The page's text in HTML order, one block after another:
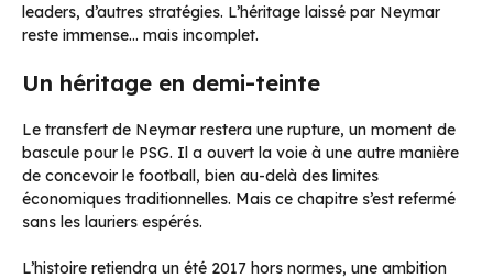
leaders, d’autres stratégies. L’héritage laissé par Neymar
reste immense… mais incomplet.
Un héritage en demi-teinte
Le transfert de Neymar restera une rupture, un moment de
bascule pour le PSG. Il a ouvert la voie à une autre manière
de concevoir le football, bien au-delà des limites
économiques traditionnelles. Mais ce chapitre s’est refermé
sans les lauriers espérés.
L’histoire retiendra un été 2017 hors normes, une ambition